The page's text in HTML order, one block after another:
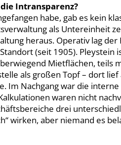
Intransparenz?
habe, gab es kein
als Untereinheit
heraus. Operativ lag der
(seit 1905). Pleystein
Mietflächen, teils
als großen Topf – dort lief
Im Nachgang war die
waren nicht
drei
wirken, aber niemand es